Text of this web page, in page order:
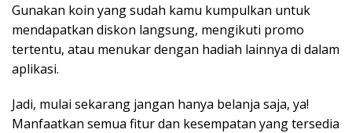
Gunakan koin yang sudah kamu kumpulkan untuk
mendapatkan diskon langsung, mengikuti promo
tertentu, atau menukar dengan hadiah lainnya di dalam
aplikasi.
Jadi, mulai sekarang jangan hanya belanja saja, ya!
Manfaatkan semua fitur dan kesempatan yang tersedia